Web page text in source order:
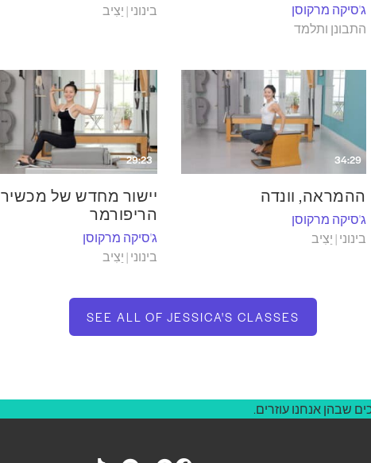
ג'סיקה מרקוסן
התבונן ותלמד
בינוני | יַצִיב
34:29
ההמראה, וונדה
ג'סיקה מרקוסן
בינוני | יַצִיב
29:23
יישור מחדש של מכשיר
הריפורמר
ג'סיקה מרקוסן
בינוני | יַצִיב
SEE ALL OF JESSICA'S CLASSES
שבהן אנחנו עוזרים.